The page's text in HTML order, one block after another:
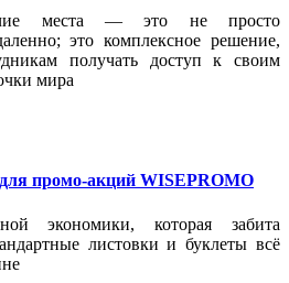
места — это не просто
это комплексное решение,
получать доступ к своим
мира
промо-акций WISEPROMO
экономики, которая забита
листовки и буклеты всё